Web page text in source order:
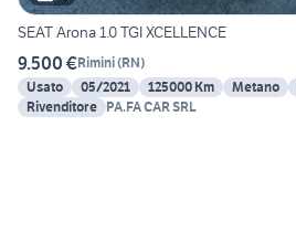
SEAT Arona 1.0 TGI XCELLENCE
9.500 €Rimini(RN)
Usato
05/2021 125000 Km Metano
Rivenditore PA.FA CAR SRL